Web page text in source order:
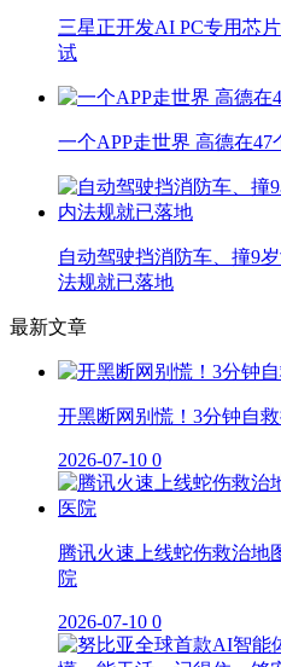
三星正开发AI PC专用芯
试
一个APP走世界 高德在
自动驾驶挡消防车、撞9
法规就已落地
最新文章
开黑断网别慌！3分钟自
2026-07-10 0
腾讯火速上线蛇伤救治地
院
2026-07-10 0